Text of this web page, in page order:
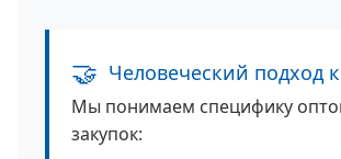
🤝 Человеческий подход
Мы понимаем специфику
закупок: